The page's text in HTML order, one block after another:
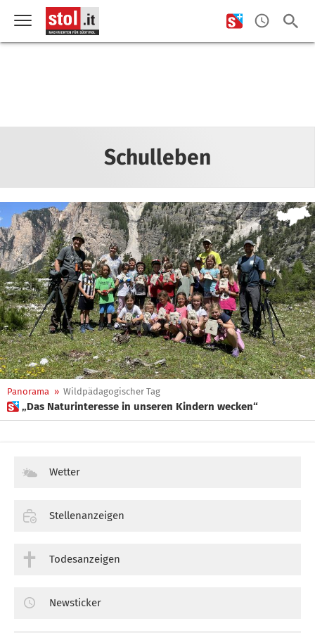
Schulleben
Panorama » Wildpädagogischer Tag
 „Das Naturinteresse in unseren Kindern wecken“
Wetter
Stellenanzeigen
Todesanzeigen
Newsticker